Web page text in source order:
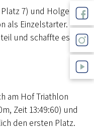
7) und Holger
als Einzelstarter.
und schaffte es
am Hof Triathlon
Zeit 13:49:60) und
den ersten Platz.